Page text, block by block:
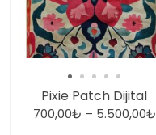
Pixie Patch Dijital
700,00₺ – 5.500,00₺